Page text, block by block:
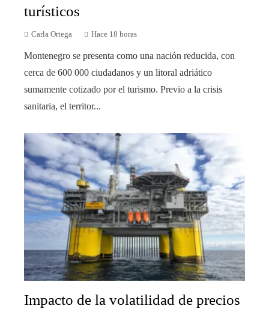
turísticos
Carla Ortega Hace 18 horas
Montenegro se presenta como una nación reducida, con
cerca de 600 000 ciudadanos y un litoral adriático
sumamente cotizado por el turismo. Previo a la crisis
sanitaria, el territor...
Impacto de la volatilidad de precios